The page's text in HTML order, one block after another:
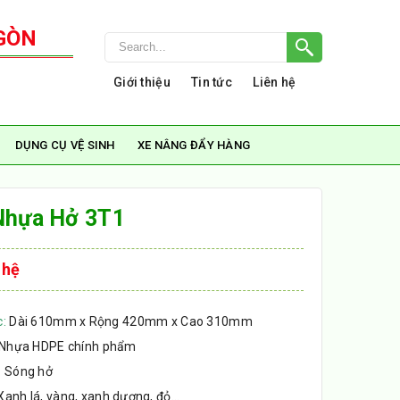
Giới thiệu Tin tức Liên hệ
DỤNG CỤ VỆ SINH XE NÂNG ĐẨY HÀNG
Hở 3T1
Dài 610mm x Rộng 420mm x Cao 310mm
HDPE chính phẩm
Sóng hở
lá, vàng, xanh dương, đỏ…